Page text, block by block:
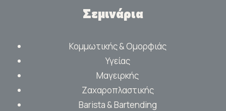
Σεμινάρια
Κομμωτικής & Ομορφιάς
Υγείας
Μαγειρκής
Ζαχαροπλαστικής
Barista & Bartending